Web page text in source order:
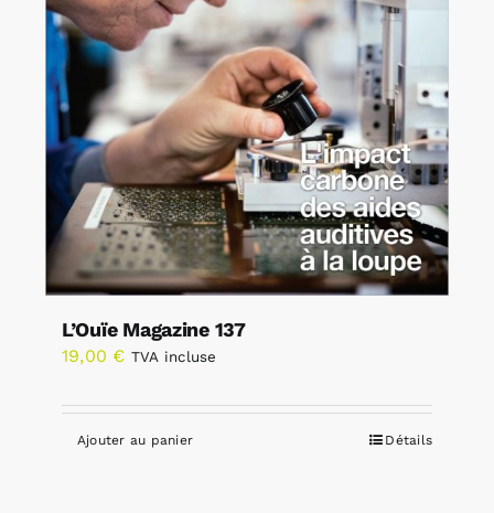
L’Ouïe Magazine 137
19,00 € TVA incluse
Ajouter au panier Détails